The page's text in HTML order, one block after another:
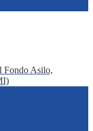
Fondo Asilo,